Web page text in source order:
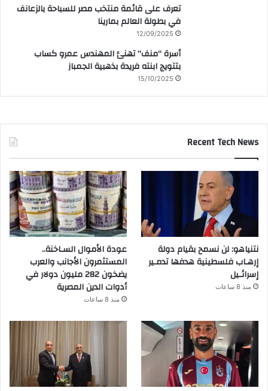
تعرف على قائمة منتخب مصر للسباحة بالزعانف
في بطولة العالم بمارينا
12/09/2025
أسرة “منف” تهنئ المهندس عمرو كساب
بتتويج ابنته فريدة بذهبية الجمباز
15/10/2025
Recent Tech News
نتنياهو: لن نسمح بقيام دولة
إرهـاب فلسطينية هدفها تدمـير
إسرائـيل
منذ 8 ساعات
عودة الأموال السـاخنة..
المستثمرون الأجانب والعرب
يضخون 282 مليون دولار في
أدوات الدين المصرية
منذ 8 ساعات